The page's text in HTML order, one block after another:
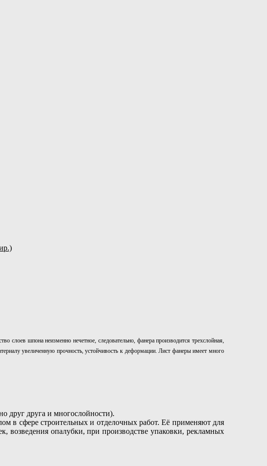
слоев шпона неизменно нечетное, следовательно, фанера производится трехслойная,
увеличенную прочность, устойчивость к деформации. Лист фанеры имеет много
друг друга и многослойности).
в сфере строительных и отделочных работ. Её применяют для
возведения опалубки, при производстве упаковки, рекламных